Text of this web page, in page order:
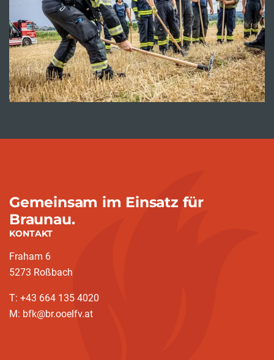
Gemeinsam im Einsatz für
Braunau.
KONTAKT
Fraham 6
5273 Roßbach
T: +43 664 135 4020
M: bfk@br.ooelfv.at